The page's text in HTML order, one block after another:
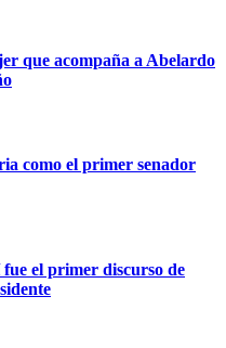
que acompaña a Abelardo
como el primer senador
el primer discurso de